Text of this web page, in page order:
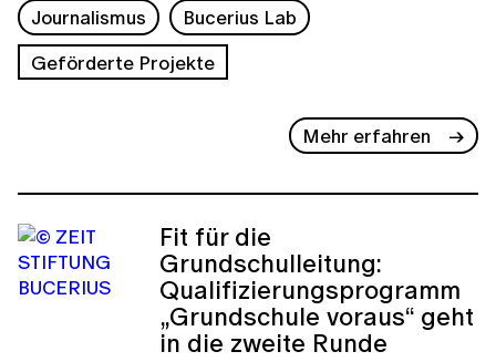
Journalismus
Bucerius Lab
Geförderte Projekte
Mehr erfahren
Fit für die
Grundschulleitung:
Qualifizierungsprogramm
„Grundschule voraus“ geht
in die zweite Runde